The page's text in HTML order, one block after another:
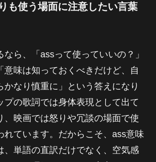
も使う場面に注意したい言葉
ら、「assって使っていいの？」
意味は知っておくべきだけど、自
かなり慎重に」という答えになり
プの歌詞では身体表現として出て
、映画では怒りや冗談の場面で使
れています。だからこそ、ass意味
、単語の直訳だけでなく、空気感